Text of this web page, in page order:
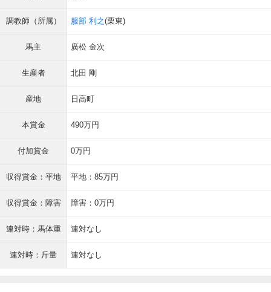
調教師（所属） 服部 利之(栗東)
馬主 廣松 金次
生産者 北田 剛
産地 日高町
本賞金 490万円
付加賞金 0万円
収得賞金：平地 平地：85万円
収得賞金：障害 障害：0万円
連対時：馬体重 連対なし
連対時：斤量 連対なし